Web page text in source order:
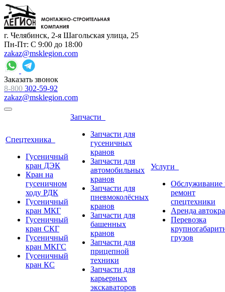
г. Челябинск, 2-я Шагольская улица, 25
Пн-Пт: С 9:00 до 18:00
zakaz@msklegion.com
Заказать звонок
8-800 302-59-92
zakaz@msklegion.com
Спецтехника
Гусеничный
кран ДЭК
Кран на
гусеничном
ходу РДК
Гусеничный
кран МКГ
Гусеничный
кран СКГ
Гусеничный
кран МКГС
Гусеничный
кран КС
Запчасти
Запчасти для
гусеничных
кранов
Запчасти для
автомобильных
кранов
Запчасти для
пневмоколёсных
кранов
Запчасти для
башенных
кранов
Запчасти для
прицепной
техники
Запчасти для
карьерных
экскаваторов
Услуги
Обслуживание
ремонт
спецтехники
Аренда
Перевозка
грузов